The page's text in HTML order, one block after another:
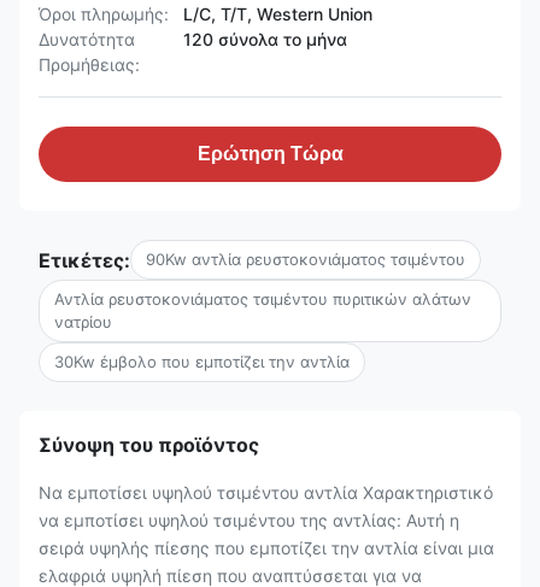
Όροι πληρωμής:
L/C, T/T, Western Union
Δυνατότητα
Προμήθειας:
120 σύνολα το μήνα
Ερώτηση Τώρα
Ετικέτες: 90Kw αντλία ρευστοκονιάματος τσιμέντου
Αντλία ρευστοκονιάματος τσιμέντου πυριτικών αλάτων
νατρίου
30Kw έμβολο που εμποτίζει την αντλία
Σύνοψη του προϊόντος
Να εμποτίσει υψηλού τσιμέντου αντλία Χαρακτηριστικό
να εμποτίσει υψηλού τσιμέντου της αντλίας: Αυτή η
σειρά υψηλής πίεσης που εμποτίζει την αντλία είναι μια
ελαφριά υψηλή πίεση που αναπτύσσεται για να